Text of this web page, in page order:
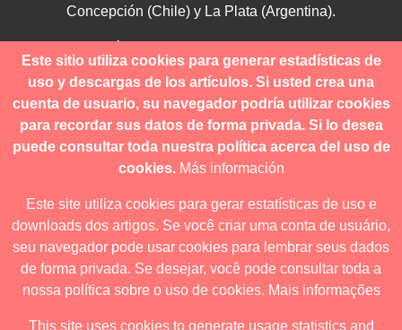
Concepción (Chile) y La Plata (Argentina).
contacto@revistanuestramerica.cl
Toda comunicación respecto a los envíos se deben realizar
a través del OJS.
Revista nuestrAmérica publica exclusivamente bajo una
licencia internacional
Creative Commons Atribución-
NoComercial-CompartirIgual 4.0 .
Este sitio utiliza cookies para generar estadísticas de
uso y descargas de los artículos. Si usted crea una
cuenta de usuario, su navegador podría utilizar cookies
para recordar sus datos de forma privada. Si lo desea
puede consultar toda nuestra política acerca del uso de
cookies. Más información
Este site utiliza cookies para gerar estatísticas de uso e
downloads dos artigos. Se você criar uma conta de usuário,
seu navegador pode usar cookies para lembrar seus dados
de forma privada. Se desejar, você pode consultar toda a
nossa política sobre o uso de cookies. Mais informações
This site uses cookies to generate usage statistics and